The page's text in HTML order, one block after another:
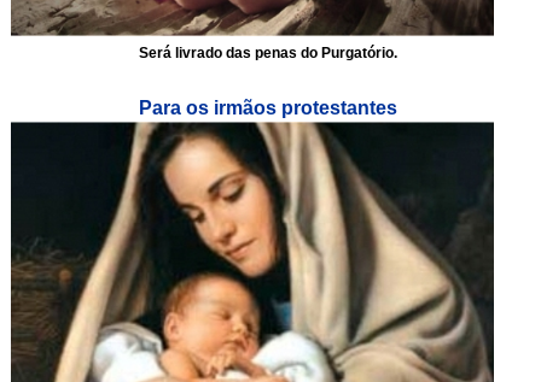
Será livrado das penas do Purgatório.
Para os irmãos protestantes